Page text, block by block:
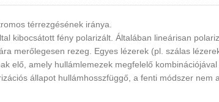
térrezgésének iránya.
kibocsátott fény polarizált. Általában lineárisan
merőlegesen rezeg. Egyes lézerek (pl. szálas
elő, amely hullámlemezek megfelelő
állapot hullámhosszfüggő, a fenti módszer nem